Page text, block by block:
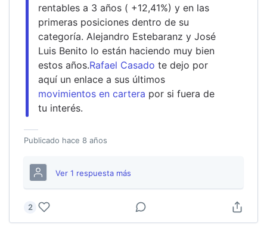
rentables a 3 años ( +12,41%) y en las
primeras posiciones dentro de su
categoría. Alejandro Estebaranz y José
Luis Benito lo están haciendo muy bien
estos años.Rafael Casado te dejo por
movimientos en cartera por si fuera de
tu interés.
Publicado hace 8 años
Ver 1 respuesta más
2